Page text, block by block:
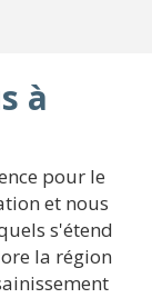
à
pour le
et nous
s'étend
la région